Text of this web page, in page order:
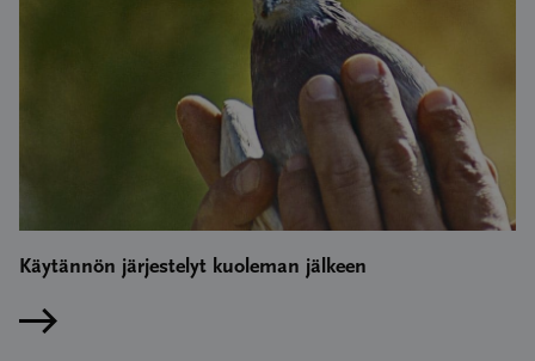
Käytännön järjestelyt kuoleman jälkeen
Lue artikkeli